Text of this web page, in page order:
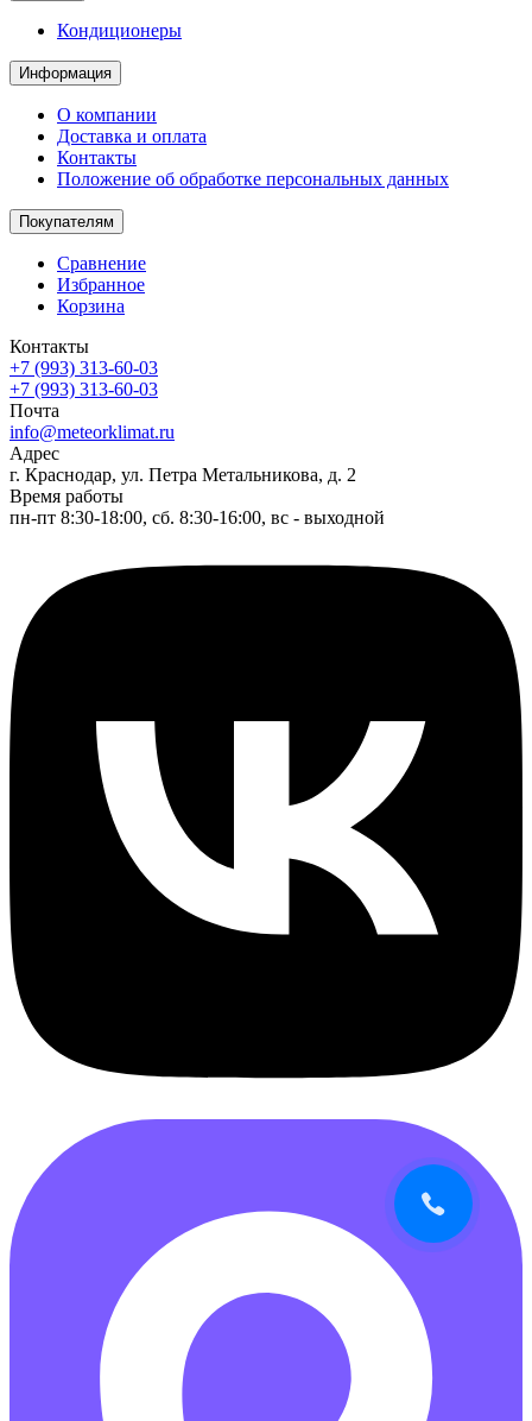
Кондиционеры
Информация
О компании
Доставка и оплата
Контакты
Положение об обработке персональных данных
Покупателям
Сравнение
Избранное
Корзина
Контакты
+7 (993) 313-60-03
+7 (993) 313-60-03
Почта
info@meteorklimat.ru
Адрес
г. Краснодар, ул. Петра Метальникова, д. 2
Время работы
пн-пт 8:30-18:00, сб. 8:30-16:00, вс - выходной